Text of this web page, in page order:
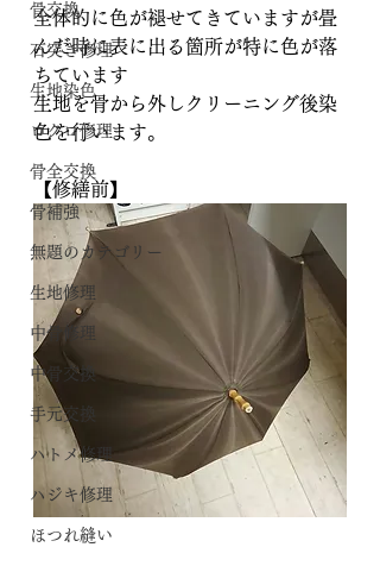
骨交換
石突き修理
生地染色
ロクロ修理
骨全交換
骨補強
無題のカテゴリー
生地修理
中骨修理
中骨交換
手元交換
ハトメ修理
ハジキ修理
ほつれ縫い
全体的に色が褪せてきていますが畳
んだ時に表に出る箇所が特に色が落
ちています
生地を骨から外しクリーニング後染
色を行います。
【修繕前】